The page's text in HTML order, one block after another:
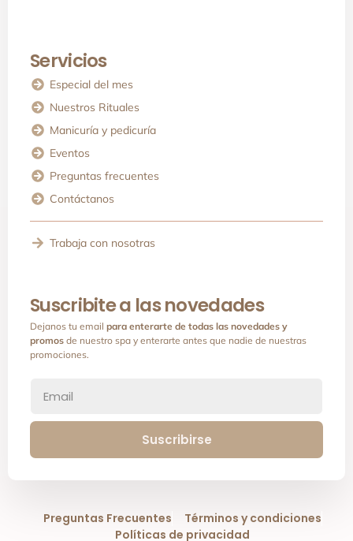
Servicios
Especial del mes
Nuestros Rituales
Manicuría y pedicuría
Eventos
Preguntas frecuentes
Contáctanos
Trabaja con nosotras
Suscribite a las novedades
Dejanos tu email para enterarte de todas las novedades y
promos de nuestro spa y enterarte antes que nadie de nuestras
promociones.
Suscribirse
Preguntas Frecuentes
Términos y condiciones
Políticas de privacidad